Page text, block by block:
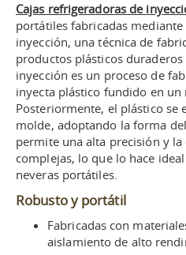
Cajas refrigeradoras de
portátiles fabricadas
inyección, una técnica de
productos plásticos
inyección es un proceso de
inyecta plástico fundido en un
Posteriormente, el plástico se
molde, adoptando la forma
permite una alta precisión y
complejas, lo que lo hace
neveras portátiles.
Robusto y portátil
Fabricadas con
aislamiento de alto